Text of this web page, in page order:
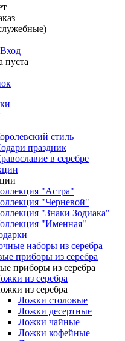
Вход
пуста
стиль
праздник
в серебре
"Астра"
"Черневой"
"Знаки Зодиака"
"Именная"
наборы из серебра
приборы из серебра
приборы из серебра
из серебра
из серебра
Ложки столовые
Ложки десертные
Ложки чайные
Ложки кофейные